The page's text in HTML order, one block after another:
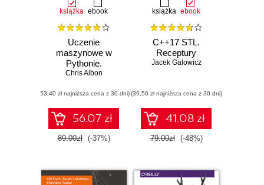
książka ebook
Uczenie
maszynowe w
Pythonie.
Receptury
Chris Albon
(53,40 zł najniższa cena z 30 dni)
56.07 zł
89.00zł (-37%)
książka ebook
C++17 STL.
Receptury
Jacek Galowicz
(39,50 zł najniższa cena z 30 dni)
41.08 zł
79.00zł (-48%)